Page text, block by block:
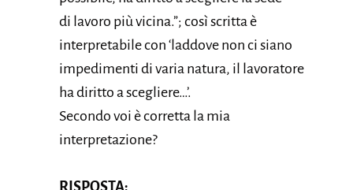
di lavoro più vicina.”; così scritta è
interpretabile con ‘laddove non ci siano
impedimenti di varia natura, il lavoratore
ha diritto a scegliere…’.
Secondo voi è corretta la mia
interpretazione?